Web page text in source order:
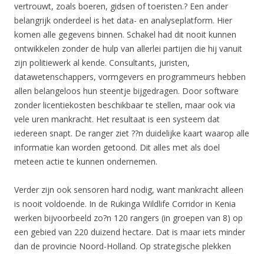
vertrouwt, zoals boeren, gidsen of toeristen.? Een ander
belangrijk onderdeel is het data- en analyseplatform. Hier
komen alle gegevens binnen. Schakel had dit nooit kunnen
ontwikkelen zonder de hulp van allerlei partijen die hij vanuit
zijn politiewerk al kende. Consultants, juristen,
datawetenschappers, vormgevers en programmeurs hebben
allen belangeloos hun steentje bijgedragen. Door software
zonder licentiekosten beschikbaar te stellen, maar ook via
vele uren mankracht. Het resultaat is een systeem dat
iedereen snapt. De ranger ziet ??n duidelijke kaart waarop alle
informatie kan worden getoond. Dit alles met als doel
meteen actie te kunnen ondernemen.
Verder zijn ook sensoren hard nodig, want mankracht alleen
is nooit voldoende. In de Rukinga Wildlife Corridor in Kenia
werken bijvoorbeeld zo?n 120 rangers (in groepen van 8) op
een gebied van 220 duizend hectare. Dat is maar iets minder
dan de provincie Noord-Holland. Op strategische plekken